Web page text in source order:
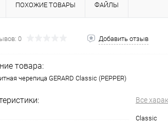
ПОХОЖИЕ ТОВАРЫ ФАЙЛЫ
0 Добавить отзыв
товара:
черепица GERARD Classic (PEPPER)
Все
Classic